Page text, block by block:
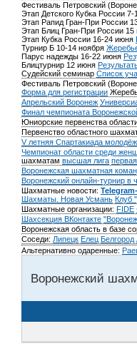
Фестиваль Петровский
Этап Детского Кубка России
Этап Рапид Гран-При России
Этап Блиц Гран-При России 15
Этап Кубка России 16-24 июня
Турнир Б 10-14 ноября
Парус надежды 16-22 июня
Блицтурнир 12 июня
Судейский семинар Список
Фестиваль Петровский
Форма для регистрации
Апрельский Воронеж
Финал чемпионата
Юниорские первенства
Первенство областного
V летняя Спартакиада
Чемпионат области среди
шахматам высшая лига
Воронежская шахматная
Воронежский онлайн-турнир в
Шахматные новости:
Шахматы. Новая Усмань Клуб
Шахматные организации: FIDE
Шахсекция ВКонтакте
Воронежская область в базе
Соседи: Липецк Елец Белгород
Альтернативно одаренные:
Воронежский